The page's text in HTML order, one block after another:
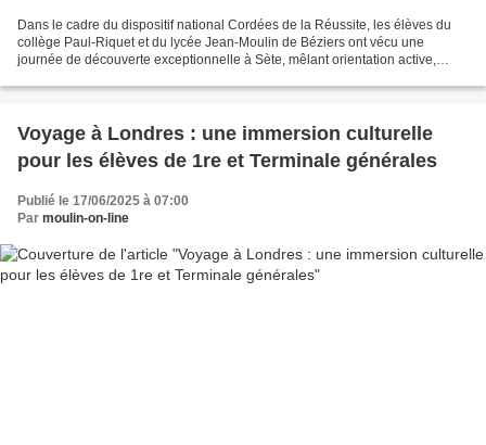
Dans le cadre du dispositif national Cordées de la Réussite, les élèves du
collège Paul-Riquet et du lycée Jean-Moulin de Béziers ont vécu une
journée de découverte exceptionnelle à Sète, mêlant orientation active,
Voyage à Londres : une immersion culturelle
pour les élèves de 1re et Terminale générales
Publié le 17/06/2025 à 07:00
Par moulin-on-line